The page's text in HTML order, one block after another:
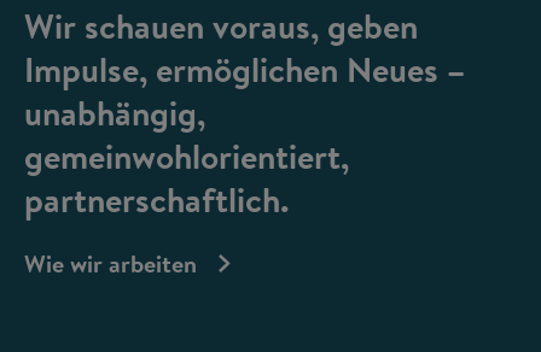
Wir schauen voraus, geben
Impulse, ermöglichen Neues –
unabhängig,
gemeinwohlorientiert,
partnerschaftlich.
Wie wir arbeiten